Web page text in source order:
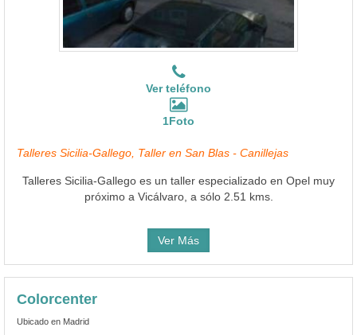
Ver teléfono
1Foto
Talleres Sicilia-Gallego, Taller en San Blas - Canillejas
Talleres Sicilia-Gallego es un taller especializado en Opel muy
próximo a Vicálvaro, a sólo 2.51 kms.
Ver Más
Colorcenter
Ubicado en Madrid